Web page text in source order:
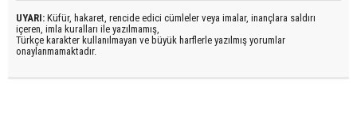
UYARI: Küfür, hakaret, rencide edici cümleler veya imalar, inançlara saldırı
içeren, imla kuralları ile yazılmamış,
Türkçe karakter kullanılmayan ve büyük harflerle yazılmış yorumlar
onaylanmamaktadır.